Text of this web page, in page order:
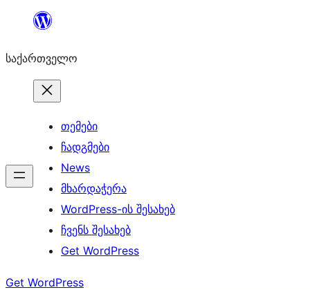
შიგთავსზე
საქართველო
თემები
ჩადგმები
News
მხარდაჭერა
WordPress-ის შესახებ
ჩვენს შესახებ
Get WordPress
Get WordPress